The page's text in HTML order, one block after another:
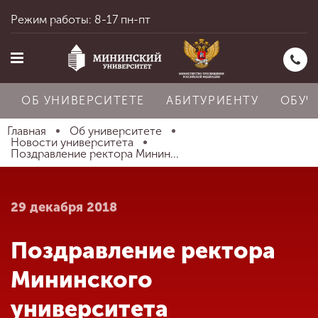
Главная
Абитуриенту
Режим работы: 8-17 пн-пт
ОБ УНИВЕРСИТЕТЕ АБИТУРИЕНТУ
Главная
Об университете
Новости университета
Поздравление ректора Минин...
29 декабря 2018
Поздравление ректора
Мининского
университета